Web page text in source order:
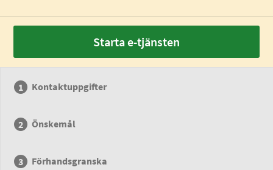
Starta e-tjänsten
Kontaktuppgifter
Önskemål
Förhandsgranska